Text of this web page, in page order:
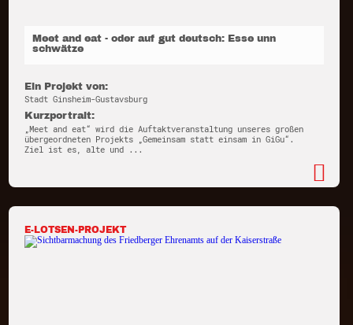
Meet and eat - oder auf gut deutsch: Esse unn
schwätze
Ein Projekt von:
Stadt Ginsheim-Gustavsburg
Kurzportrait:
„Meet and eat“ wird die Auftaktveranstaltung unseres großen
übergeordneten Projekts „Gemeinsam statt einsam in GiGu“.
Ziel ist es, alte und ...
E-LOTSEN-PROJEKT